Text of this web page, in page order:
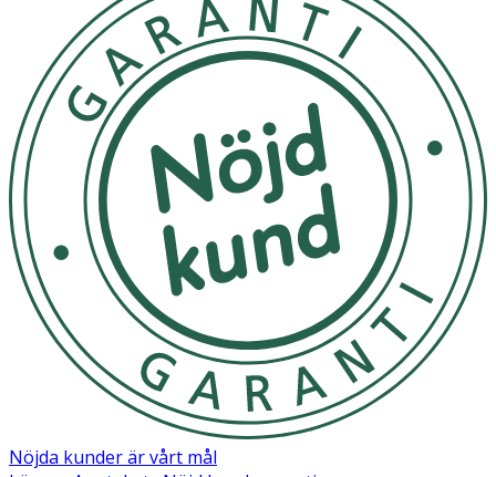
2 månader. Provdra alltid nappen före varje användning.
Lämna inte nappen i direkt solljus eller nära en
värmekälla.
OK för gravida och ammande:
Ja
Ingredienser:
Sköld/Knopp: Polypropen (PP) Sugdel: Silikon
Märkning
FSC Forest Steward Council Mix
Nöjda kunder är vårt mål